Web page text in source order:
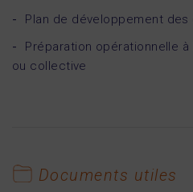
Plan de développement
Préparation opérationnelle à
ou collective
Documents utiles